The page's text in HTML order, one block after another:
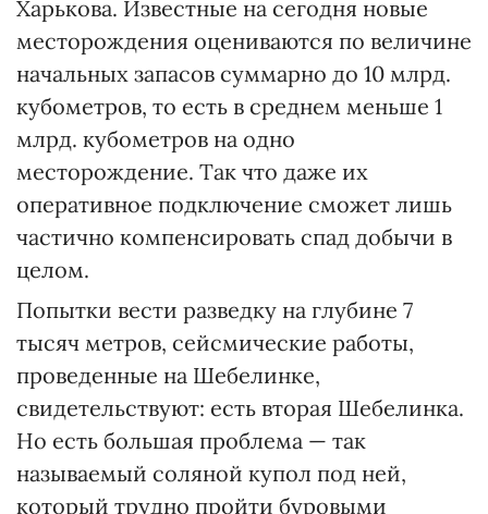
Харькова. Известные на сегодня новые
месторождения оцениваются по величине
начальных запасов суммарно до 10 млрд.
кубометров, то есть в среднем меньше 1
млрд. кубометров на одно
месторождение. Так что даже их
оперативное подключение сможет лишь
частично компенсировать спад добычи в
целом.
Попытки вести разведку на глубине 7
тысяч метров, сейсмические работы,
проведенные на Шебелинке,
свидетельствуют: есть вторая Шебелинка.
Но есть большая проблема — так
называемый соляной купол под ней,
который трудно пройти буровыми